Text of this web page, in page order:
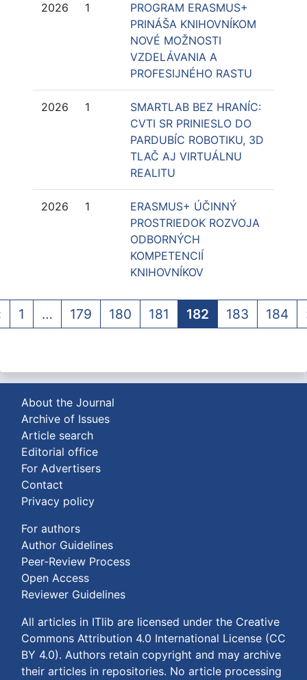
2026 1
PROGRAM ERASMUS+
PRINÁŠA KNIHOVNÍKOM
NOVÉ MOŽNOSTI
VZDELÁVANIA A
PROFESIJNÉHO RASTU
2026 1
SMARTLAB BEZ HRANÍC:
CVTI SR PRINIESLO DO
PARDUBÍC ROBOTIKU, 3D
TLAČ AJ VIRTUÁLNU
REALITU
2026 1
ERASMUS+ ÚČINNÝ
PROSTRIEDOK ROZVOJA
ODBORNÝCH
KOMPETENCIÍ
KNIHOVNÍKOV
1 … 179 180 181 182 183 184
About the Journal
Archive of Issues
Article search
Editorial office
For Advertisers
Contact
Privacy policy
For authors
Author Guidelines
Peer-Review Process
Open Access
Reviewer Guidelines
All articles in ITlib are licensed under the Creative
Commons Attribution 4.0 International License (CC
BY 4.0). Authors retain copyright and may archive
their articles in repositories. No article processing